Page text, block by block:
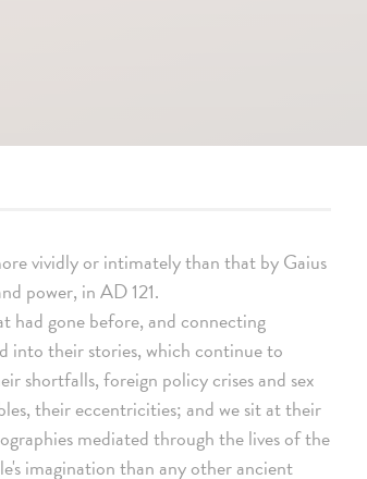
vividly or intimately than that by Gaius
power, in AD 121.
had gone before, and connecting
into their stories, which continue to
shortfalls, foreign policy crises and sex
their eccentricities; and we sit at their
mediated through the lives of the
imagination than any other ancient